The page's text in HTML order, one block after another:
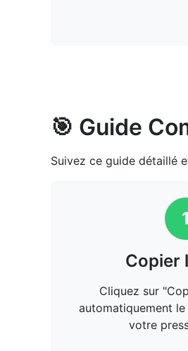
🎯 Guide
Suivez ce guide détaillé
1
Copier
Cliquez sur
automatiquement
votre